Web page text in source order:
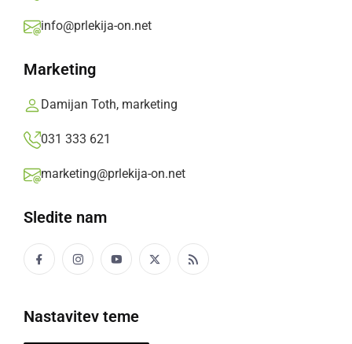
info@prlekija-on.net
Marketing
Damijan Toth, marketing
031 333 621
marketing@prlekija-on.net
Sledite nam
Nastavitev teme
Martinovanje pri Svetem Tomažu
Popularne rubrike novic
Družabno
Črna kronika
Kultura
Šport